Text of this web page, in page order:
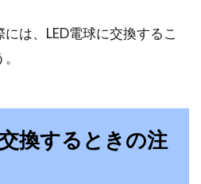
よね。設計費や工事費はもちろんです
...
は、LED電球に交換するこ
換するときの注